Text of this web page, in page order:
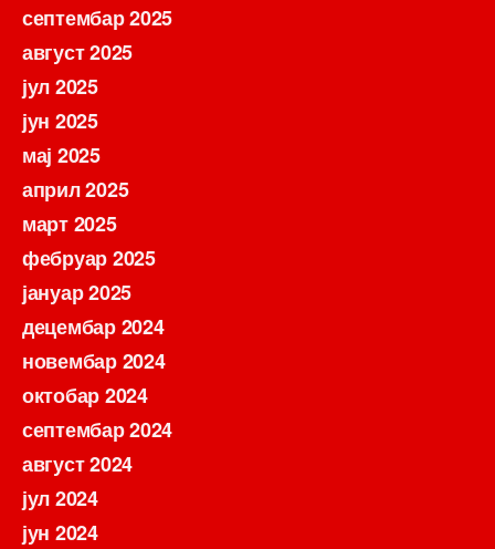
септембар 2025
август 2025
јул 2025
јун 2025
мај 2025
април 2025
март 2025
фебруар 2025
јануар 2025
децембар 2024
новембар 2024
октобар 2024
септембар 2024
август 2024
јул 2024
јун 2024